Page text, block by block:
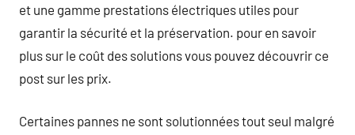
et une gamme prestations électriques utiles pour
garantir la sécurité et la préservation. pour en savoir
plus sur le coût des solutions vous pouvez découvrir ce
post sur les prix.
Certaines pannes ne sont solutionnées tout seul malgré